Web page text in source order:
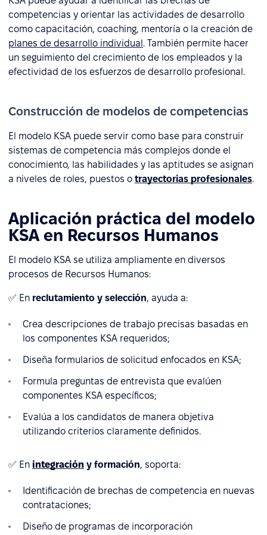
competencias y orientar las actividades de desarrollo
como capacitación, coaching, mentoría o la creación de
planes de desarrollo individual. También permite hacer
un seguimiento del crecimiento de los empleados y la
efectividad de los esfuerzos de desarrollo profesional.
Construcción de modelos de competencias
El modelo KSA puede servir como base para construir
sistemas de competencia más complejos donde el
conocimiento, las habilidades y las aptitudes se asignan
a niveles de roles, puestos o trayectorias profesionales.
Aplicación práctica del modelo
KSA en Recursos Humanos
El modelo KSA se utiliza ampliamente en diversos
procesos de Recursos Humanos:
✅ En reclutamiento y selección, ayuda a:
Crea descripciones de trabajo precisas basadas en
los componentes KSA requeridos;
Diseña formularios de solicitud enfocados en KSA;
Formula preguntas de entrevista que evalúen
componentes KSA específicos;
Evalúa a los candidatos de manera objetiva
utilizando criterios claramente definidos.
✅ En integración y formación, soporta:
Identificación de brechas de competencia en nuevas
contrataciones;
Diseño de programas de incorporación